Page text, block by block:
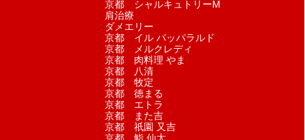
京都 シャルキュトリーM
肩治療
ダメエリー
京都 イル パッパラルド
京都 メルクレディ
京都 肉料理 やま
京都 八清
京都 牧定
京都 徳まる
京都 エトラ
京都 また吉
京都 祇園 又吉